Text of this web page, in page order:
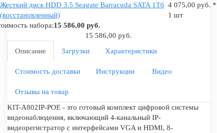
Жесткий диск HDD 3.5 Seagate Barracuda SATA 1Tб
(восстановленный)
4 075,00 руб. *
1 шт
набора:15 586,00 руб.
15 586,00 руб.
Описание
Загрузки Характеристики
Стоимость доставки Инструкции Видео
Отзывы на товар
KIT-A802IP-POE - это готовый комплект цифровой системы
видеонаблюдения, включающий 4-канальный IP-
видеорегистратор с интерфейсами VGA и HDMI, 8-